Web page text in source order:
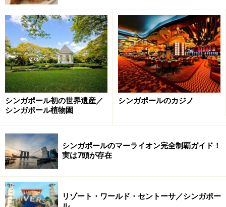
人気のテラス席も広々。ロケーション抜群なので、ぜひ外カ
フェを楽しんで
店内のインテリアもおしゃれですが、せっかく訪れるの
であれば、ぜひテラス席へ。贅沢な緑の風景の中、吹き
抜ける心地いい風を感じながら過ごす時間にかなり癒さ
庭に大木が生い茂っているので暑さも気にならず、外ご
飯はかなり気持ちいいですよ。
シンガポール初の世界遺産／
シンガポール植物園
シンガポールのカジノ
シンガポールのマーライオン完全制覇ガイド！
実は7頭が存在
リゾート・ワールド・セントーサ／シンガポー